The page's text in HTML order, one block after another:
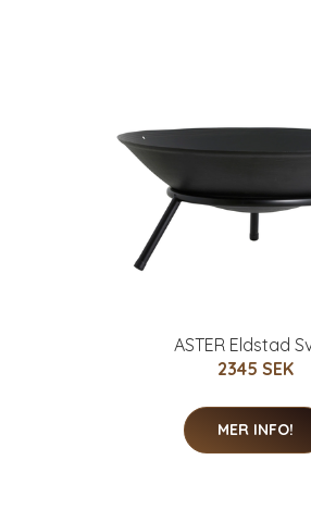
ASTER Eldstad
2345 SEK
MER INFO!